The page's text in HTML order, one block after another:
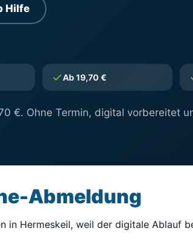
Hilfe
Ab 19,70 €
€. Ohne Termin, digital vorbereitet
Abmeldung
in Hermeskeil, weil der digitale Ablauf